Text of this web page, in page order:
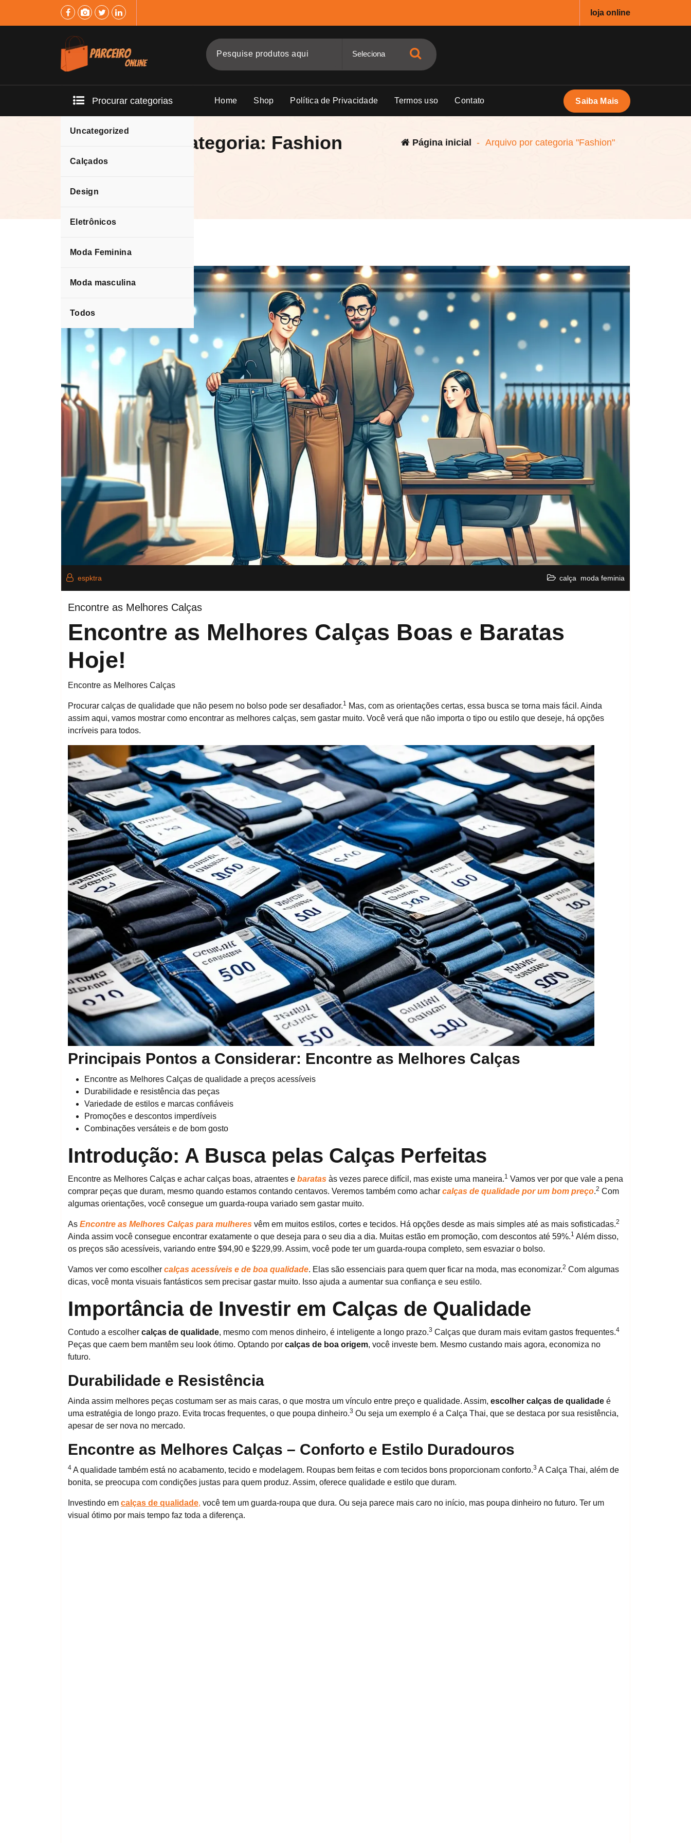
loja online
Procurar categorias
Uncategorized
Calçados
Design
Eletrônicos
Moda Feminina
Moda masculina
Todos
Home Shop Política de Privacidade Termos uso Contato Saiba Mais
Arquivo da categoria: Fashion Página inicial - Arquivo por categoria "Fashion"
Blog Fashion
espktra calça moda feminia
Encontre as Melhores Calças
Encontre as Melhores Calças Boas e Baratas
Hoje!
Encontre as Melhores Calças
Procurar calças de qualidade que não pesem no bolso pode ser desafiador.1 Mas, com as orientações certas, essa busca se torna mais fácil. Ainda
assim aqui, vamos mostrar como encontrar as melhores calças, sem gastar muito. Você verá que não importa o tipo ou estilo que deseje, há opções
incríveis para todos.
Principais Pontos a Considerar: Encontre as Melhores Calças
Encontre as Melhores Calças de qualidade a preços acessíveis
Durabilidade e resistência das peças
Variedade de estilos e marcas confiáveis
Promoções e descontos imperdíveis
Combinações versáteis e de bom gosto
Introdução: A Busca pelas Calças Perfeitas
Encontre as Melhores Calças e achar calças boas, atraentes e baratas às vezes parece difícil, mas existe uma maneira.1 Vamos ver por que vale a pena
comprar peças que duram, mesmo quando estamos contando centavos. Veremos também como achar calças de qualidade por um bom preço.2 Com
algumas orientações, você consegue um guarda-roupa variado sem gastar muito.
As Encontre as Melhores Calças para mulheres vêm em muitos estilos, cortes e tecidos. Há opções desde as mais simples até as mais sofisticadas.2
Ainda assim você consegue encontrar exatamente o que deseja para o seu dia a dia. Muitas estão em promoção, com descontos até 59%.1 Além disso,
os preços são acessíveis, variando entre $94,90 e $229,99. Assim, você pode ter um guarda-roupa completo, sem esvaziar o bolso.
Vamos ver como escolher calças acessíveis e de boa qualidade. Elas são essenciais para quem quer ficar na moda, mas economizar.2 Com algumas
dicas, você monta visuais fantásticos sem precisar gastar muito. Isso ajuda a aumentar sua confiança e seu estilo.
Importância de Investir em Calças de Qualidade
Contudo a escolher calças de qualidade, mesmo com menos dinheiro, é inteligente a longo prazo.3 Calças que duram mais evitam gastos frequentes.4
Peças que caem bem mantêm seu look ótimo. Optando por calças de boa origem, você investe bem. Mesmo custando mais agora, economiza no
futuro.
Durabilidade e Resistência
Ainda assim melhores peças costumam ser as mais caras, o que mostra um vínculo entre preço e qualidade. Assim, escolher calças de qualidade é
uma estratégia de longo prazo. Evita trocas frequentes, o que poupa dinheiro.3 Ou seja um exemplo é a Calça Thai, que se destaca por sua resistência,
apesar de ser nova no mercado.
Encontre as Melhores Calças – Conforto e Estilo Duradouros
4 A qualidade também está no acabamento, tecido e modelagem. Roupas bem feitas e com tecidos bons proporcionam conforto.3 A Calça Thai, além de
bonita, se preocupa com condições justas para quem produz. Assim, oferece qualidade e estilo que duram.
Investindo em calças de qualidade, você tem um guarda-roupa que dura. Ou seja parece mais caro no início, mas poupa dinheiro no futuro. Ter um
visual ótimo por mais tempo faz toda a diferença.